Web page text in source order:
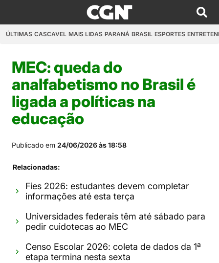
ÚLTIMAS CASCAVEL MAIS LIDAS PARANÁ BRASIL ESPORTES
MEC: queda do
analfabetismo no Brasil é
ligada a políticas na
educação
Publicado em 24/06/2026 às 18:58
Relacionadas:
Fies 2026: estudantes devem completar
informações até esta terça
Universidades federais têm até sábado para
pedir cuidotecas ao MEC
Censo Escolar 2026: coleta de dados da 1ª
etapa termina nesta sexta